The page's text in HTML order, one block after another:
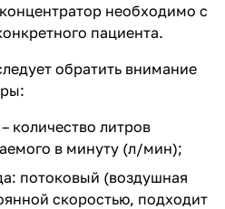
необходимо с
пациента.
обратить внимание
количество литров
в минуту (л/мин);
потоковый (воздушная
скоростью, подходит